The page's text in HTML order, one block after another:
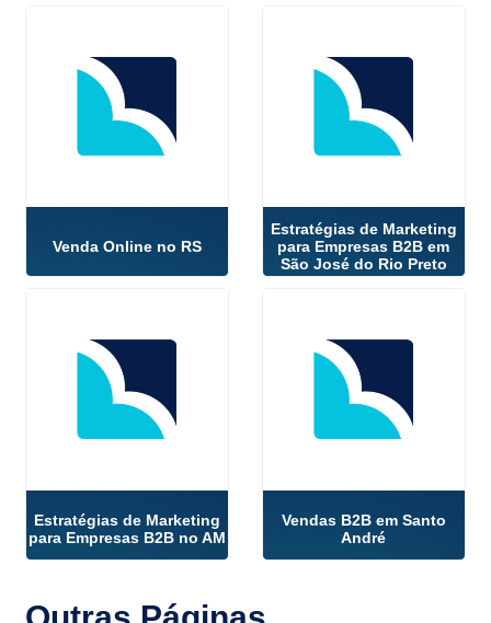
Venda Online no RS
Estratégias de Marketing
para Empresas B2B em
São José do Rio Preto
Estratégias de Marketing
para Empresas B2B no AM
Vendas B2B em Santo
André